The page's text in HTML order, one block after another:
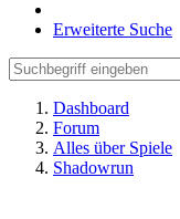
Erweiterte Suche
Dashboard
Forum
Alles über Spiele
Shadowrun